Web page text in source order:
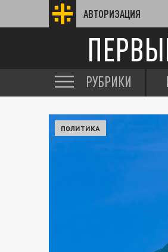
АВТОРИЗАЦИЯ
РУБРИКИ
ПОЛИТИКА